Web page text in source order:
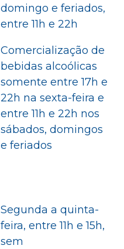
domingo e feriados,
entre 11h e 22h
Comercialização de
bebidas alcoólicas
somente entre 17h e
22h na sexta-feira e
entre 11h e 22h nos
sábados, domingos
e feriados
Segunda a quinta-
feira, entre 11h e 15h,
sem